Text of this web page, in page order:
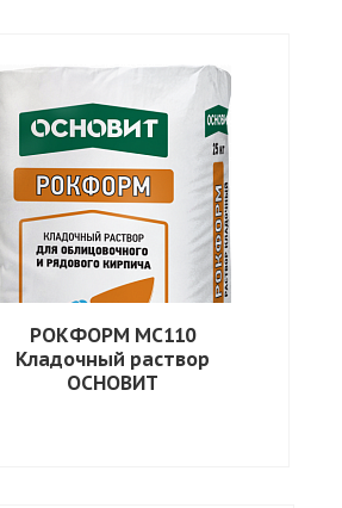
РОКФОРМ MC110
Кладочный раствор
ОСНОВИТ